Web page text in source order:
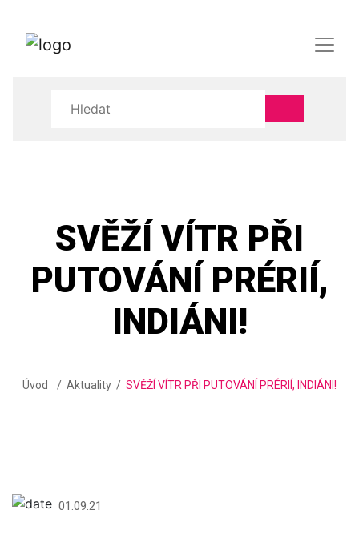
SVĚŽÍ VÍTR PŘI
PUTOVÁNÍ PRÉRIÍ,
INDIÁNI!
Úvod Aktuality SVĚŽÍ VÍTR PŘI PUTOVÁNÍ PRÉRIÍ, INDIÁNI!
01.09.21